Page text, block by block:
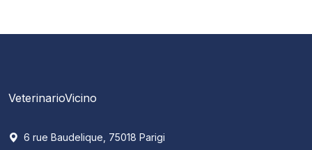
VeterinarioVicino
6 rue Baudelique, 75018 Parigi